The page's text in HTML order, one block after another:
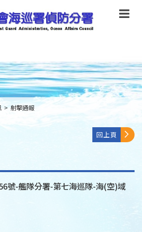
> 射擊通報
回上頁
號-艦隊分署-第七海巡隊-海(空)域